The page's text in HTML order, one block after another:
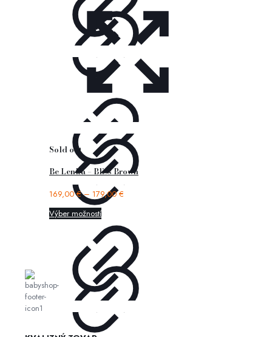
Sold out
Be Lenka – Bliss Brown
169,00€– 179,00€
Výber možností